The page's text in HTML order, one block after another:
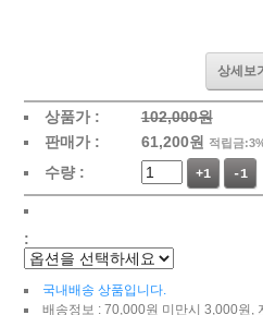
상세보기
상품가 :
102,000원
판매가 :
61,200원 적립금
수량 : +1 -1
:
국내배송 상품입니다.
배송정보 : 70,000원 미만시 3,000원,